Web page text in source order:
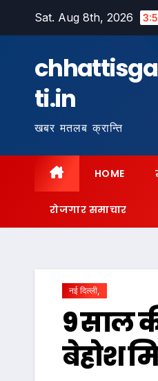
Sat. Aug 8th, 2026
ti.in
खबर मतलब क्रान्ति
HOME
रोजगार समाचार
नई दिल्ली,
9 साल
बेहोश